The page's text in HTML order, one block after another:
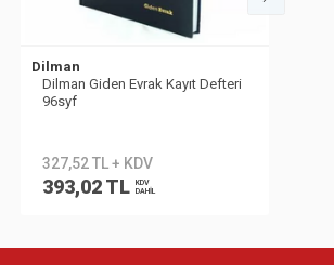
Dilman
Dilman Giden Evrak Kayıt Defteri
96syf
327,52 TL + KDV
393,02 TL
KDV
DAHİL